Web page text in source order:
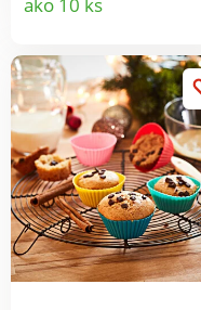
Materiál: nerezová
lyžice aj vidličky je 26
cm.
ako 10 ks